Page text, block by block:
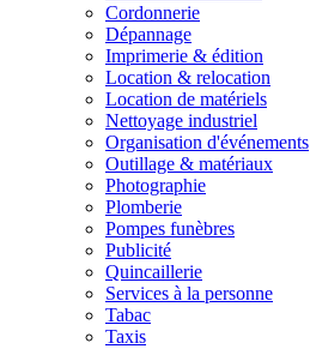
Cordonnerie
Dépannage
Imprimerie & édition
Location & relocation
Location de matériels
Nettoyage industriel
Organisation d'événements
Outillage & matériaux
Photographie
Plomberie
Pompes funèbres
Publicité
Quincaillerie
Services à la personne
Tabac
Taxis